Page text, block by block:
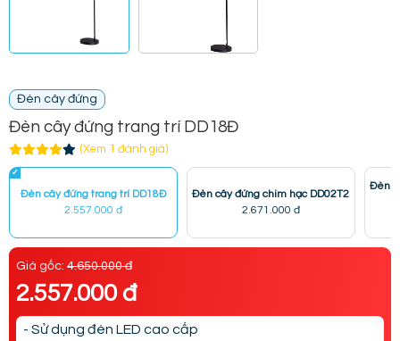
Đèn cây đứng
Đèn cây đứng trang trí DD18Đ
(Xem 1 đánh giá)
Đèn cây đứng trang trí DD18Đ
2.557.000 đ
Đèn cây đứng chim hạc DD02T2
2.671.000 đ
Đèn
Giá gốc: 4.650.000 đ
2.557.000 đ
- Sử dụng đèn LED cao cấp